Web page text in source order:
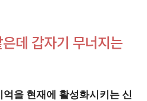
데 갑자기 무너지는
을 현재에 활성화시키는 신